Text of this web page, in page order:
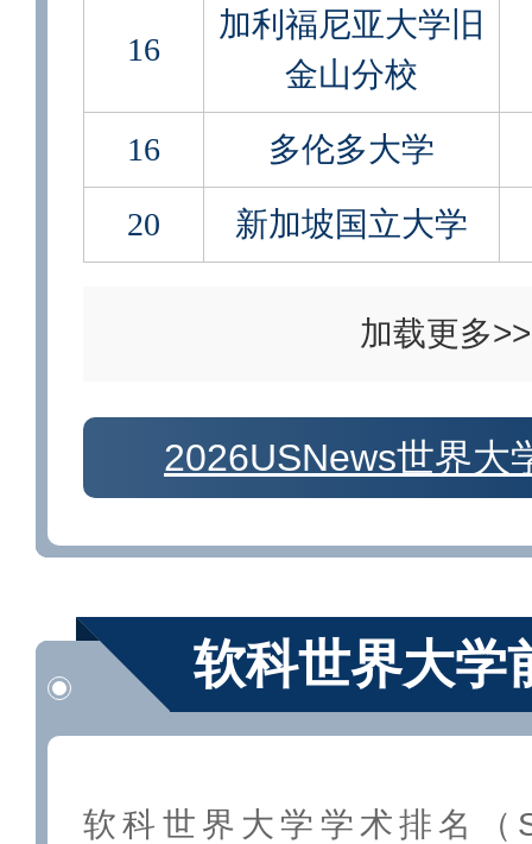
16
加利福尼亚大学旧
金山分校
16 多伦多大学
20 新加坡国立大学
加载更多>>
2026USNews世界大
软科世界大学
软科世界大学学术排名（